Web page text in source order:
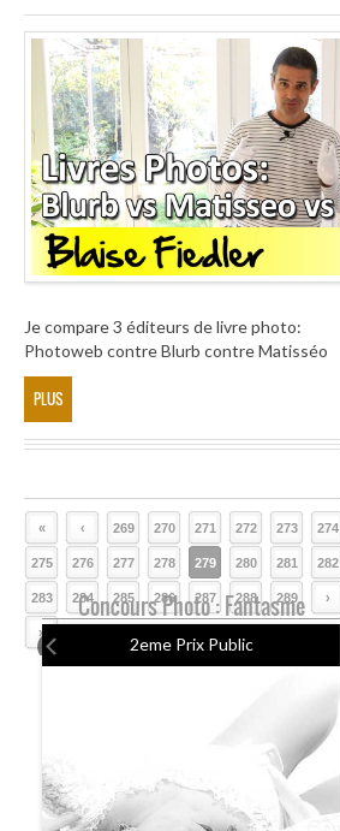
Je compare 3 éditeurs de livre photo:
Photoweb contre Blurb contre Matisséo
PLUS
« ‹ 269 270 271 272 273 274
275 276 277 278 279 280 281 282
283 284 285 286 287 288 289 ›
»
Concours Photo : Fantasme
2eme Prix Public